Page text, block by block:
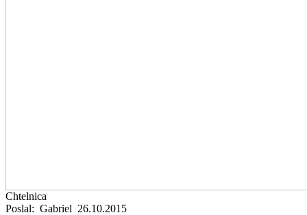
Chtelnica
Poslal: Gabriel 26.10.2015